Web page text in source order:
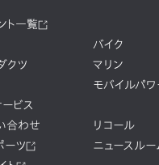
ト一覧
バイク
クツ
マリン
モバイルパワ
ービス
合わせ
リコール
ーツ
ニュースルー